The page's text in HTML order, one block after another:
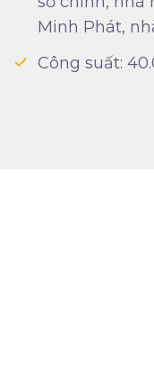
Minh Phát,
Công suất: